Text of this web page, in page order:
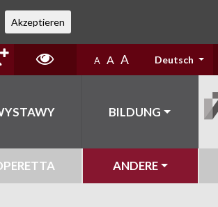
A A A Deutsch
ANDERE
BILDUNG
Akzeptieren